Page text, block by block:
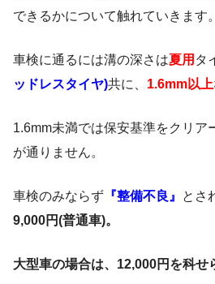
できるかについて触れていきます。
車検に通るには溝の深さは夏用 タ
ッドレスタイヤ)共に、 1.6mm以上
1.6mm未満では保安基準をクリア
が通りません。
車検のみならず 『整備不良 』 とさ
9,000円(普通車)。
大型車の場合は、12,000円を科せ